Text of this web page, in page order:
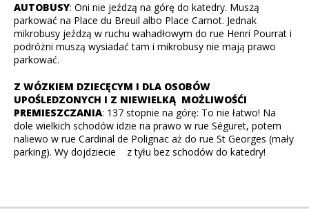
AUTOBUSY: Oni nie jeźdzą na górę do katedry. Muszą
parkować na Place du Breuil albo Place Carnot. Jednak
mikrobusy jeźdzą w ruchu wahadłowym do rue Henri Pourrat i
podróżni muszą wysiadać tam i mikrobusy nie mają prawo
parkować.
Z WÓZKIEM DZIECĘCYM I DLA OSOBÓW
UPOŚLEDZONYCH I Z NIEWIELKĄ MOŻLIWOŚĆI
PREMIESZCZANIA: 137 stopnie na górę: To nie łatwo! Na
dole wielkich schodów idzie na prawo w rue Séguret, potem
naliewo w rue Cardinal de Polignac aż do rue St Georges (mały
parking). Wy dojdziecie z tyłu bez schodów do katedry!